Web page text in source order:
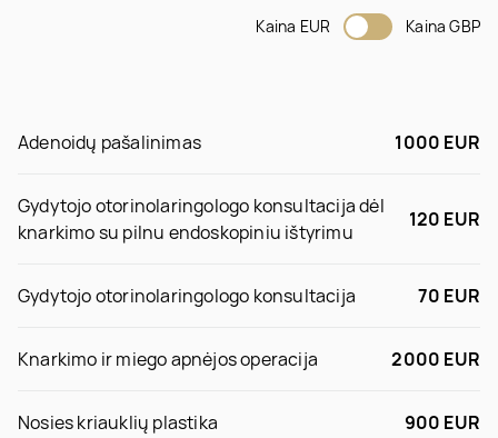
Kaina EUR Kaina GBP
Adenoidų pašalinimas 1000 EUR
Gydytojo otorinolaringologo konsultacija dėl
knarkimo su pilnu endoskopiniu ištyrimu
120 EUR
Gydytojo otorinolaringologo konsultacija 70 EUR
Knarkimo ir miego apnėjos operacija 2000 EUR
Nosies kriauklių plastika 900 EUR